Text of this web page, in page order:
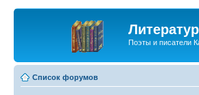
Поэты и писатели
Список форумов